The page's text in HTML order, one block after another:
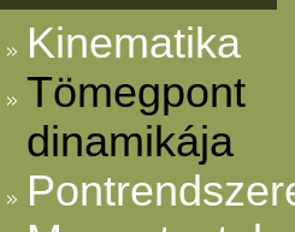
Kinematika
Tömegpont
dinamikája